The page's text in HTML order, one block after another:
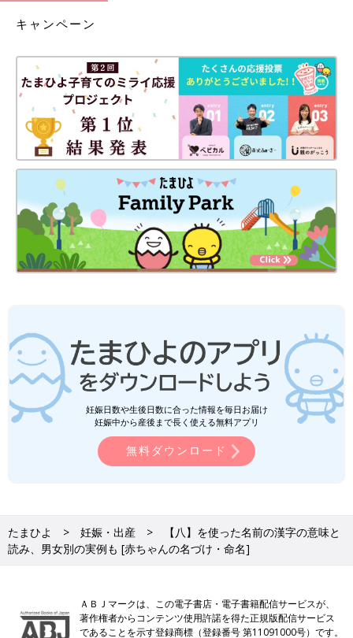
キャンペーン
妊娠日数や生後日数に合った情報を毎日お届け
妊娠中から産後まで長く使える無料アプリ
無料ダウンロード
たまひよ 妊娠・出産
【八】を使った名前の漢字の意味と
読み、男女別の実例も [赤ちゃんの名づけ・命名]
ＡＢＪマークは、この電子書店・電子書籍配信サービスが、
著作権者からコンテンツ使用許諾を得た正規版配信サービス
であることを示す登録商標（登録番号 第11091000号）です。